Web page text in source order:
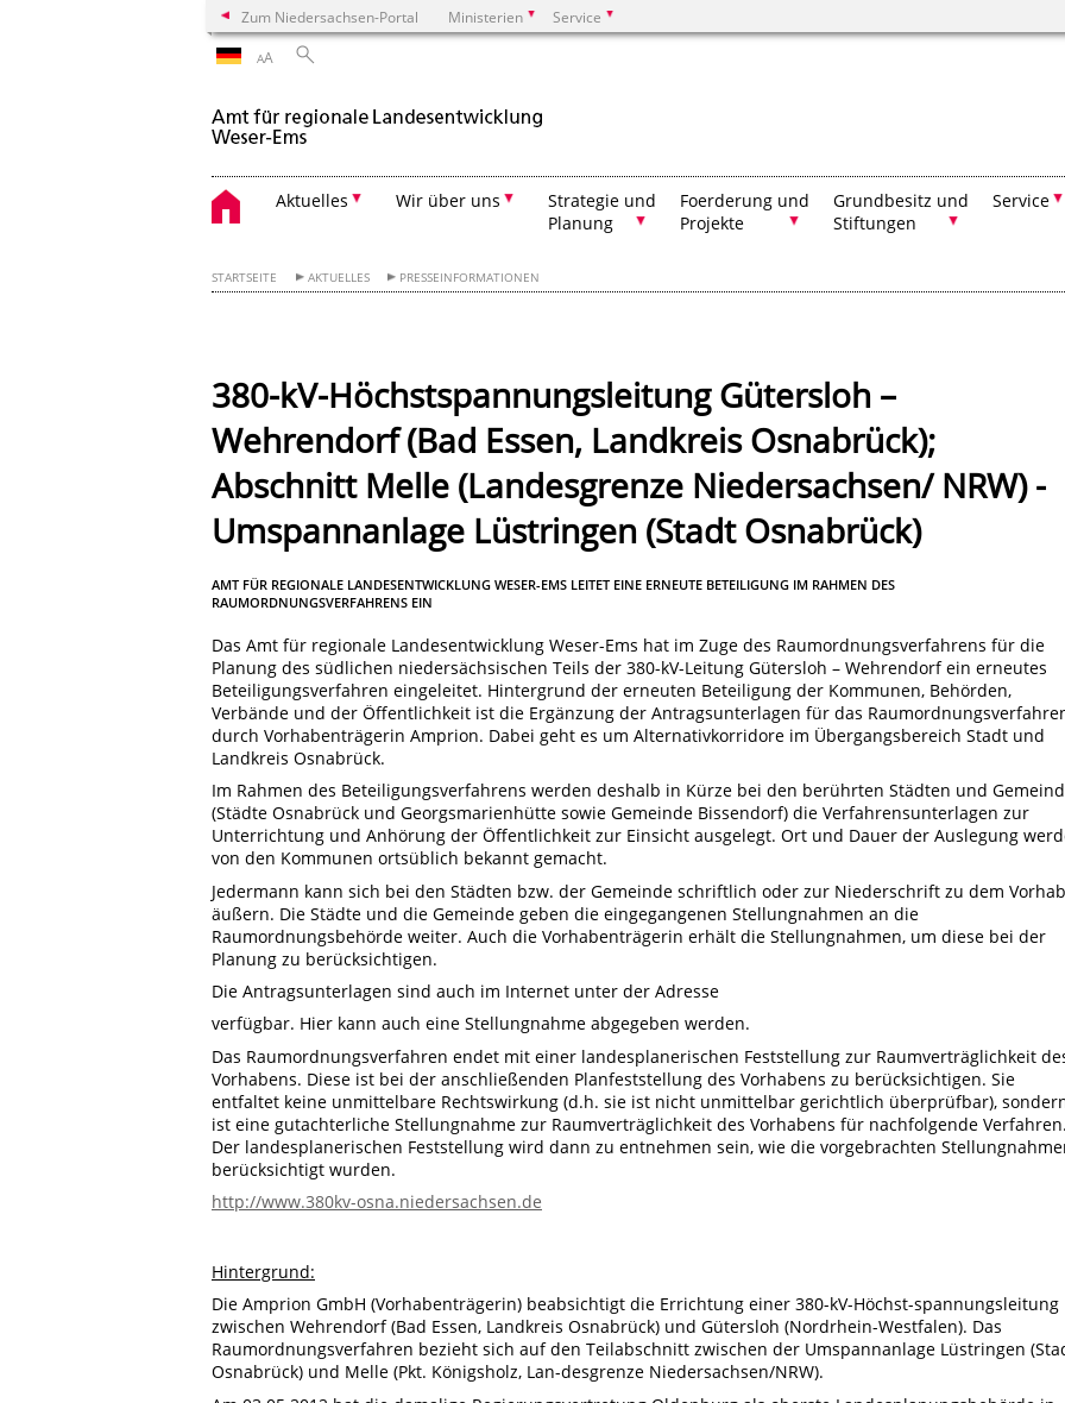
Zum Niedersachsen-Portal Ministerien Service
AA
Aktuelles Wir über uns
Strategie und
Planung
Foerderung und
Projekte
Grundbesitz und
Stiftungen
Service
STARTSEITE AKTUELLES PRESSEINFORMATIONEN
380-kV-Höchstspannungsleitung Gütersloh –
Wehrendorf (Bad Essen, Landkreis Osnabrück);
Abschnitt Melle (Landesgrenze Niedersachsen/ NRW) -
Umspannanlage Lüstringen (Stadt Osnabrück)
AMT FÜR REGIONALE LANDESENTWICKLUNG WESER-EMS LEITET EINE ERNEUTE BETEILIGUNG IM RAHMEN DES
RAUMORDNUNGSVERFAHRENS EIN
Das Amt für regionale Landesentwicklung Weser-Ems hat im Zuge des Raumordnungsverfahrens für die
Planung des südlichen niedersächsischen Teils der 380-kV-Leitung Gütersloh – Wehrendorf ein erneutes
Beteiligungsverfahren eingeleitet. Hintergrund der erneuten Beteiligung der Kommunen, Behörden,
Verbände und der Öffentlichkeit ist die Ergänzung der Antragsunterlagen für das
durch Vorhabenträgerin Amprion. Dabei geht es um Alternativkorridore im Übergangsbereich Stadt und
Landkreis Osnabrück.
Im Rahmen des Beteiligungsverfahrens werden deshalb in Kürze bei den berührten Städten und
(Städte Osnabrück und Georgsmarienhütte sowie Gemeinde Bissendorf) die Verfahrensunterlagen zur
Unterrichtung und Anhörung der Öffentlichkeit zur Einsicht ausgelegt. Ort und Dauer der Auslegung
von den Kommunen ortsüblich bekannt gemacht.
Jedermann kann sich bei den Städten bzw. der Gemeinde schriftlich oder zur Niederschrift zu dem
äußern. Die Städte und die Gemeinde geben die eingegangenen Stellungnahmen an die
Raumordnungsbehörde weiter. Auch die Vorhabenträgerin erhält die Stellungnahmen, um diese bei der
Planung zu berücksichtigen.
Die Antragsunterlagen sind auch im Internet unter der Adresse
verfügbar. Hier kann auch eine Stellungnahme abgegeben werden.
Das Raumordnungsverfahren endet mit einer landesplanerischen Feststellung zur Raumverträglichkeit
Vorhabens. Diese ist bei der anschließenden Planfeststellung des Vorhabens zu berücksichtigen. Sie
entfaltet keine unmittelbare Rechtswirkung (d.h. sie ist nicht unmittelbar gerichtlich überprüfbar),
ist eine gutachterliche Stellungnahme zur Raumverträglichkeit des Vorhabens für nachfolgende Verfahren.
Der landesplanerischen Feststellung wird dann zu entnehmen sein, wie die vorgebrachten
berücksichtigt wurden.
http://www.380kv-osna.niedersachsen.de
Hintergrund:
Die Amprion GmbH (Vorhabenträgerin) beabsichtigt die Errichtung einer 380-kV-Höchst-spannungsleitung
zwischen Wehrendorf (Bad Essen, Landkreis Osnabrück) und Gütersloh (Nordrhein-Westfalen). Das
Raumordnungsverfahren bezieht sich auf den Teilabschnitt zwischen der Umspannanlage Lüstringen
Osnabrück) und Melle (Pkt. Königsholz, Lan-desgrenze Niedersachsen/NRW).